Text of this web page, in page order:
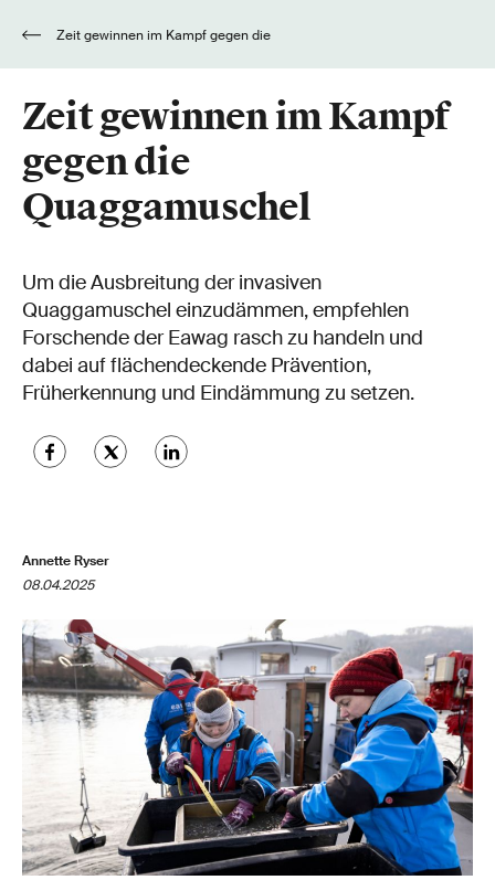
Zeit gewinnen im Kampf
gegen die
Quaggamuschel
Um die Ausbreitung der invasiven
Quaggamuschel einzudämmen, empfehlen
Forschende der Eawag rasch zu handeln und
dabei auf flächendeckende Prävention,
Früherkennung und Eindämmung zu setzen.
Annette Ryser
08.04.2025